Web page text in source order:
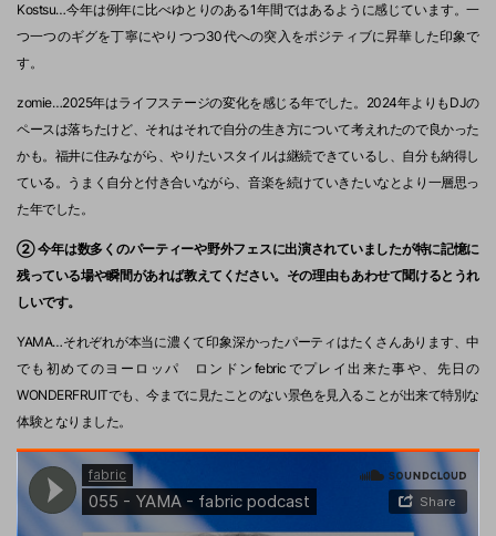
Kostsu…今年は例年に比べゆとりのある1年間ではあるように感じています。一
つ一つのギグを丁寧にやりつつ30代への突入をポジティブに昇華した印象で
す。
zomie…2025年はライフステージの変化を感じる年でした。2024年よりもDJの
ペースは落ちたけど、それはそれで自分の生き方について考えれたので良かった
かも。福井に住みながら、やりたいスタイルは継続できているし、自分も納得し
ている。うまく自分と付き合いながら、音楽を続けていきたいなとより一層思っ
た年でした。
② 今年は数多くのパーティーや野外フェスに出演されていましたが特に記憶に
残っている場や瞬間があれば教えてください。その理由もあわせて聞けるとうれ
しいです。
YAMA…それぞれが本当に濃くて印象深かったパーティはたくさんあります、中
でも初めてのヨーロッパ ロンドンfebricでプレイ出来た事や、先日の
WONDERFRUITでも、今までに見たことのない景色を見入ることが出来て特別な
体験となりました。